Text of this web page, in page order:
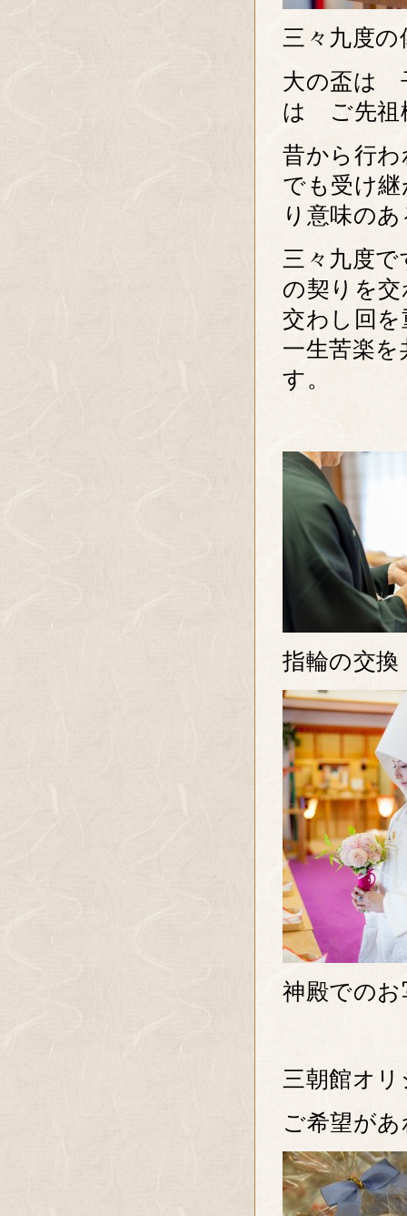
三々九度の
大の盃は
は ご先祖
昔から行
でも受け
り意味の
三々九度
の契りを
交わし回
一生苦楽
す。
指輪の交換
神殿での
三朝館オ
ご希望が